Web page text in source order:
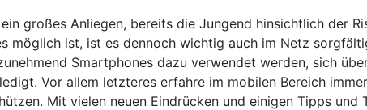
großes Anliegen, bereits die Jungend hinsichtlich der
möglich ist, ist es dennoch wichtig auch im Netz
Smartphones dazu verwendet werden, sich
Vor allem letzteres erfahre im mobilen Bereich
Mit vielen neuen Eindrücken und einigen Tipps